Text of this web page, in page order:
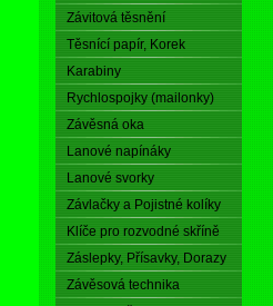
Závitová těsnění
Těsnící papír, Korek
Karabiny
Rychlospojky (mailonky)
Závěsná oka
Lanové napínáky
Lanové svorky
Závlačky a Pojistné kolíky
Klíče pro rozvodné skříně
Záslepky, Přísavky, Dorazy
Závěsová technika